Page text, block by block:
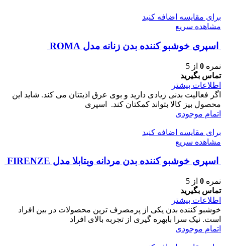
برای مقایسه اضافه کنید
مشاهده سریع
اسپری خوشبو کننده بدن زنانه مدل ROMA
نمره 0 از 5
تماس بگیرید
اطلاعات بیشتر
اگر فعالیت بدنی زیادی دارید و بوی عرق اذیتتان می کند. شاید این
محصول بیز کالا بتواند کمکتان کند. اسپری
اتمام موجودی
برای مقایسه اضافه کنید
مشاهده سریع
اسپری خوشبو کننده بدن مردانه ویتابلا مدل FIRENZE
نمره 0 از 5
تماس بگیرید
اطلاعات بیشتر
خوشبو کننده بدن یکی از پرمصرف ترین محصولات در بین افراد
است. نیک سرا بابهره گیری از تجربه بالای افراد
اتمام موجودی